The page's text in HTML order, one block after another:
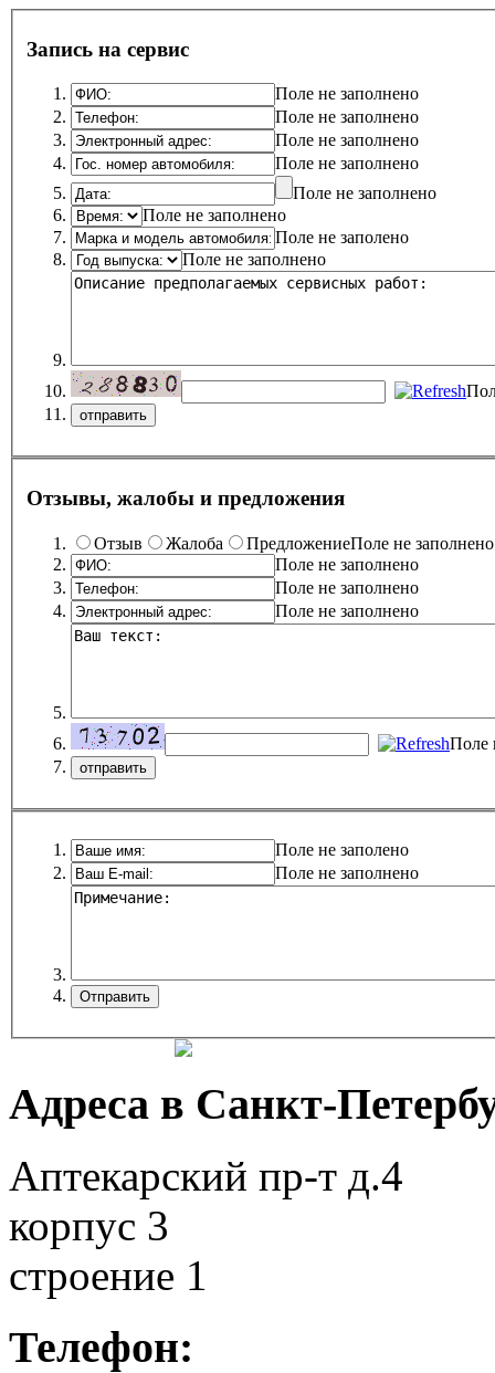
Запись на сервис
Поле не заполнено
Поле не заполнено
Поле не заполнено
Поле не заполнено
Поле не заполнено
Поле не заполнено
Поле не заполено
Поле не заполнено
Отзывы, жалобы и предложения
Отзыв Жалоба ПредложениеПоле не заполнено
Поле не заполнено
Поле не заполнено
Поле не заполнено
Поле
Поле не заполено
Поле не заполнено
Адреса в Санкт-
Аптекарский пр-т д.4
корпус 3
строение 1
Телефон: